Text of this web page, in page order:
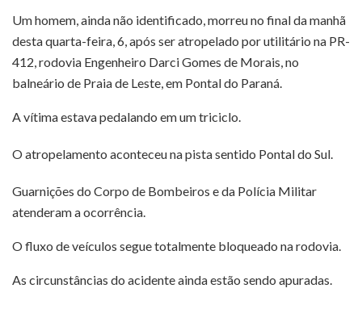
Um homem, ainda não identificado, morreu no final da manhã
desta quarta-feira, 6, após ser atropelado por utilitário na PR-
412, rodovia Engenheiro Darci Gomes de Morais, no
balneário de Praia de Leste, em Pontal do Paraná.
A vítima estava pedalando em um triciclo.
O atropelamento aconteceu na pista sentido Pontal do Sul.
Guarnições do Corpo de Bombeiros e da Polícia Militar
atenderam a ocorrência.
O fluxo de veículos segue totalmente bloqueado na rodovia.
As circunstâncias do acidente ainda estão sendo apuradas.